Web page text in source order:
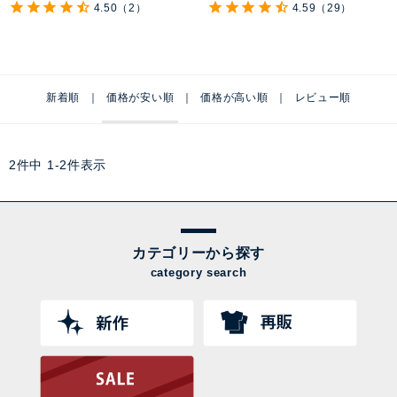
4.50 （2） 4.59 （29）
新着順 価格が安い順 価格が高い順 レビュー順
2件中 1 -2件表示
カテゴリーから探す
category search